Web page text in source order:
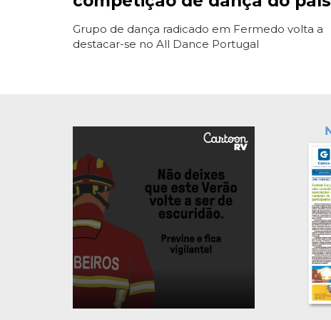
Grupo de dança radicado em Fermedo volta a
destacar-se no All Dance Portugal